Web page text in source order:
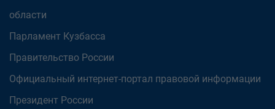
области
Парламент Кузбасса
Правительство России
Официальный интернет-портал правовой информации
Президент России